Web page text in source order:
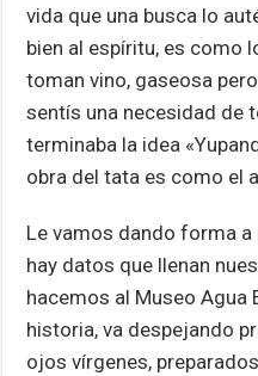
vida que una busca lo
bien al espíritu, es como
toman vino, gaseosa
sentís una necesidad de
terminaba la idea
obra del tata es como el
Le vamos dando forma
hay datos que llenan
hacemos al Museo Agua
historia, va despejando
ojos vírgenes,